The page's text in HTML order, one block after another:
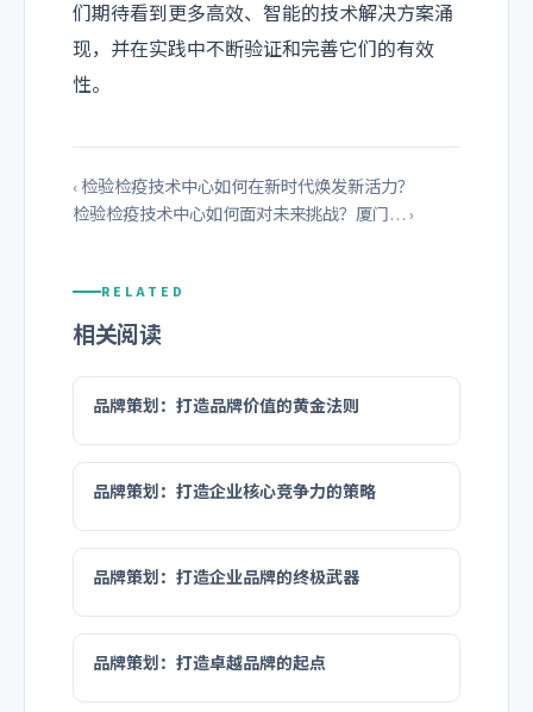
们期待看到更多高效、智能的技术解决方案涌
现，并在实践中不断验证和完善它们的有效
性。
‹ 检验检疫技术中心如何在新时代焕发新活力？
检验检疫技术中心如何面对未来挑战？厦门… ›
RELATED
相关阅读
品牌策划：打造品牌价值的黄金法则
品牌策划：打造企业核心竞争力的策略
品牌策划：打造企业品牌的终极武器
品牌策划：打造卓越品牌的起点